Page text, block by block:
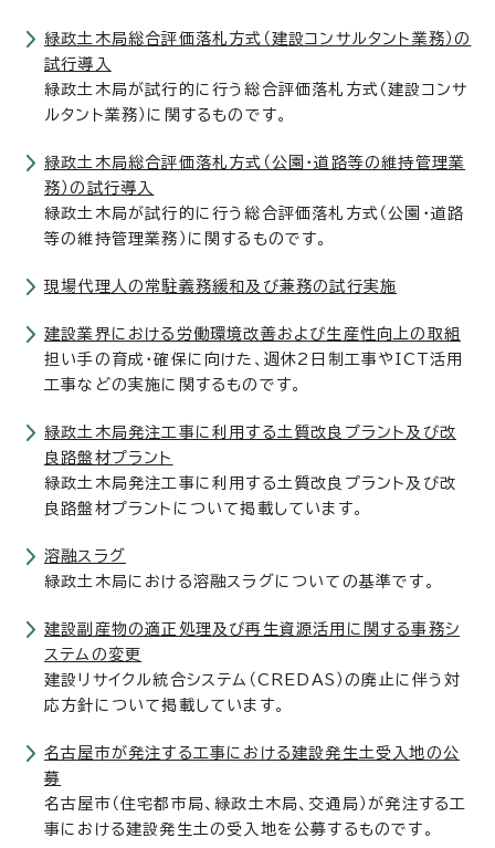
緑政土木局総合評価落札方式（建設コンサルタント業務）の
試行導入
緑政土木局が試行的に行う総合評価落札方式（建設コンサ
ルタント業務）に関するものです。
緑政土木局総合評価落札方式（公園・道路等の維持管理業
務）の試行導入
緑政土木局が試行的に行う総合評価落札方式（公園・道路
等の維持管理業務）に関するものです。
現場代理人の常駐義務緩和及び兼務の試行実施
建設業界における労働環境改善および生産性向上の取組
担い手の育成・確保に向けた、週休2日制工事やICT活用
工事などの実施に関するものです。
緑政土木局発注工事に利用する土質改良プラント及び改
良路盤材プラント
緑政土木局発注工事に利用する土質改良プラント及び改
良路盤材プラントについて掲載しています。
溶融スラグ
緑政土木局における溶融スラグについての基準です。
建設副産物の適正処理及び再生資源活用に関する事務シ
ステムの変更
建設リサイクル統合システム（CREDAS）の廃止に伴う対
応方針について掲載しています。
名古屋市が発注する工事における建設発生土受入地の公
募
名古屋市（住宅都市局、緑政土木局、交通局）が発注する工
事における建設発生土の受入地を公募するものです。